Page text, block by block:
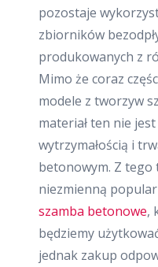
pozostaje
zbiorników
produkowanych z
Mimo że coraz
modele z tworzyw
materiał ten nie
wytrzymałością i
betonowym. Z tego
niezmienną
szamba betonowe,
będziemy
jednak zakup